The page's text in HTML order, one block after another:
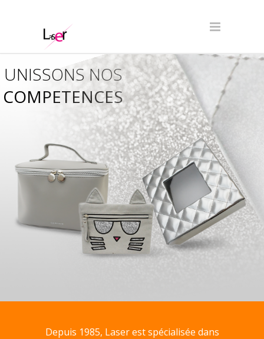
COMPETENCES
UNISSONS NOS
Depuis 1985, Laser est spécialisée dans